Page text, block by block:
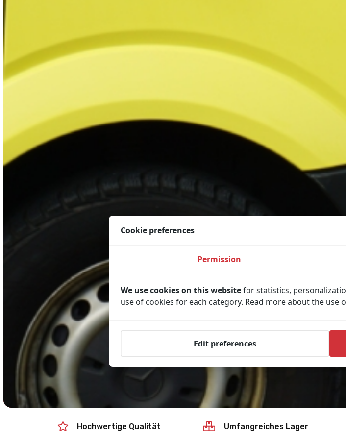
Hochwertige Qualität Umfangreiches Lager
Cookie preferences
Permission
We use cookies on this websitefor statistics,
use of cookies for each category. Read more about the use
Edit preferences